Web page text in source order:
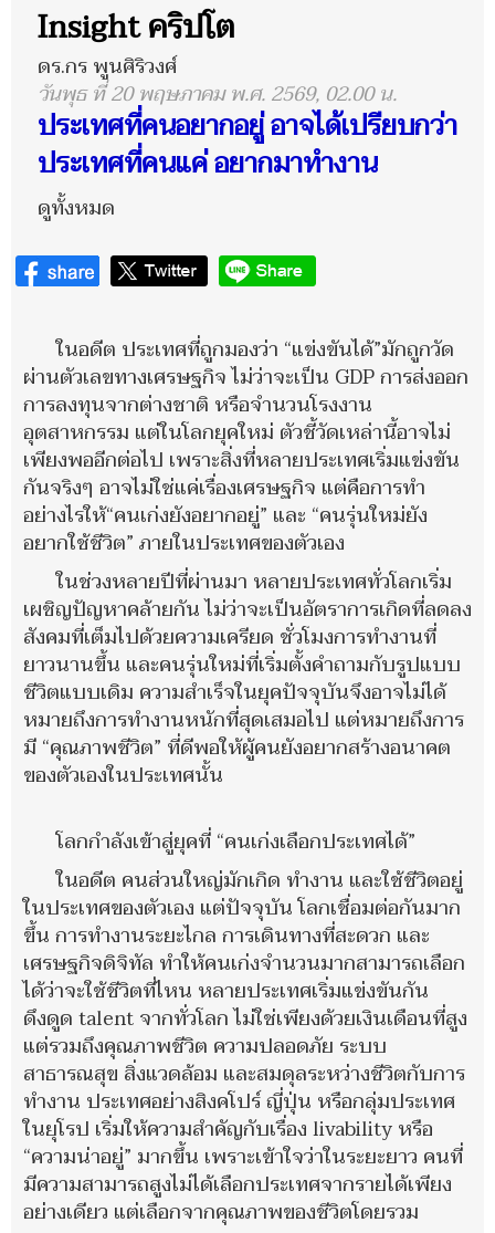
Insight คริปโต
ดร.กร พูนศิริวงศ์
วันพุธ ที่ 20 พฤษภาคม พ.ศ. 2569, 02.00 น.
ประเทศที่คนอยากอยู่ อาจได้เปรียบกว่า
ประเทศที่คนแค่ อยากมาทำงาน
ดูทั้งหมด
ในอดีต ประเทศที่ถูกมองว่า “แข่งขันได้”มักถูกวัด
ผ่านตัวเลขทางเศรษฐกิจ ไม่ว่าจะเป็น GDP การส่งออก
การลงทุนจากต่างชาติ หรือจำนวนโรงงาน
อุตสาหกรรม แต่ในโลกยุคใหม่ ตัวชี้วัดเหล่านี้อาจไม่
เพียงพออีกต่อไป เพราะสิ่งที่หลายประเทศเริ่มแข่งขัน
กันจริงๆ อาจไม่ใช่แค่เรื่องเศรษฐกิจ แต่คือการทำ
อย่างไรให้“คนเก่งยังอยากอยู่” และ “คนรุ่นใหม่ยัง
อยากใช้ชีวิต” ภายในประเทศของตัวเอง
ในช่วงหลายปีที่ผ่านมา หลายประเทศทั่วโลกเริ่ม
เผชิญปัญหาคล้ายกัน ไม่ว่าจะเป็นอัตราการเกิดที่ลดลง
สังคมที่เต็มไปด้วยความเครียด ชั่วโมงการทำงานที่
ยาวนานขึ้น และคนรุ่นใหม่ที่เริ่มตั้งคำถามกับรูปแบบ
ชีวิตแบบเดิม ความสำเร็จในยุคปัจจุบันจึงอาจไม่ได้
หมายถึงการทำงานหนักที่สุดเสมอไป แต่หมายถึงการ
มี “คุณภาพชีวิต” ที่ดีพอให้ผู้คนยังอยากสร้างอนาคต
ของตัวเองในประเทศนั้น
โลกกำลังเข้าสู่ยุคที่ “คนเก่งเลือกประเทศได้”
ในอดีต คนส่วนใหญ่มักเกิด ทำงาน และใช้ชีวิตอยู่
ในประเทศของตัวเอง แต่ปัจจุบัน โลกเชื่อมต่อกันมาก
ขึ้น การทำงานระยะไกล การเดินทางที่สะดวก และ
เศรษฐกิจดิจิทัล ทำให้คนเก่งจำนวนมากสามารถเลือก
ได้ว่าจะใช้ชีวิตที่ไหน หลายประเทศเริ่มแข่งขันกัน
ดึงดูด talent จากทั่วโลก ไม่ใช่เพียงด้วยเงินเดือนที่สูง
แต่รวมถึงคุณภาพชีวิต ความปลอดภัย ระบบ
สาธารณสุข สิ่งแวดล้อม และสมดุลระหว่างชีวิตกับการ
ทำงาน ประเทศอย่างสิงคโปร์ ญี่ปุ่น หรือกลุ่มประเทศ
ในยุโรป เริ่มให้ความสำคัญกับเรื่อง livability หรือ
“ความน่าอยู่” มากขึ้น เพราะเข้าใจว่าในระยะยาว คนที่
มีความสามารถสูงไม่ได้เลือกประเทศจากรายได้เพียง
อย่างเดียว แต่เลือกจากคุณภาพของชีวิตโดยรวม